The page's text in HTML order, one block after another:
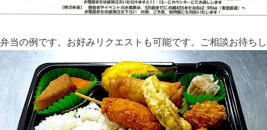
当の例です。お好みリクエストも可能です。ご相談お待ち